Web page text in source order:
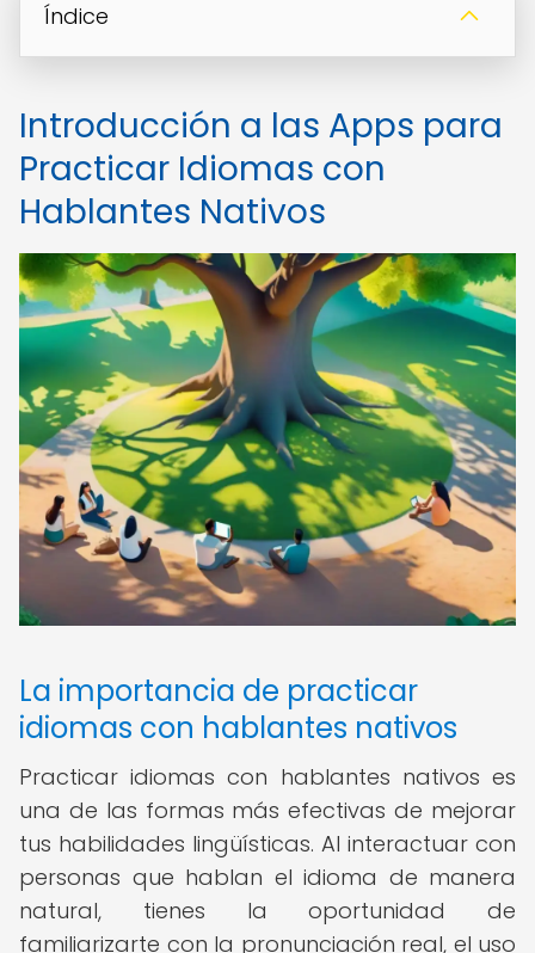
Índice
Introducción a las Apps para
Practicar Idiomas con
Hablantes Nativos
La importancia de practicar
idiomas con hablantes nativos
Practicar idiomas con hablantes nativos es
una de las formas más efectivas de mejorar
tus habilidades lingüísticas. Al interactuar con
personas que hablan el idioma de manera
natural, tienes la oportunidad de
familiarizarte con la pronunciación real, el uso